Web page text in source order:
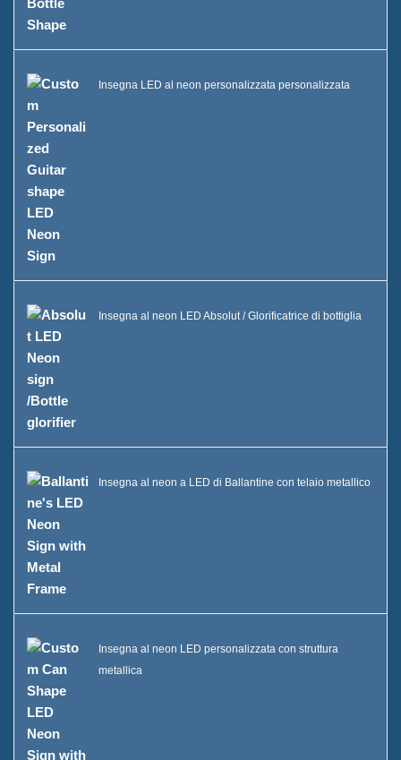
Insegna LED al neon personalizzata personalizzata
Insegna al neon LED Absolut / Glorificatrice di bottiglia
Insegna al neon a LED di Ballantine con telaio metallico
Insegna al neon LED personalizzata con struttura
metallica